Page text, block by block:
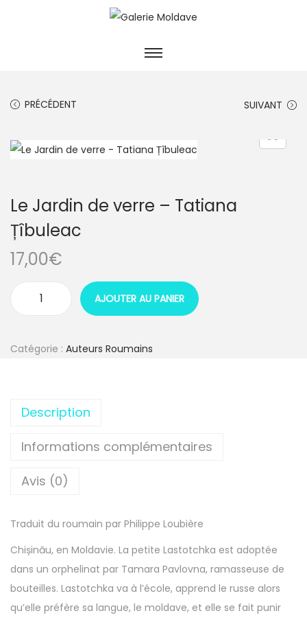
PRÉCÉDENT SUIVANT
Le Jardin de verre – Tatiana
Țîbuleac
17,00€
AJOUTER AU PANIER
Catégorie : Auteurs Roumains
Description
Informations complémentaires
Avis (0)
Traduit du roumain par Philippe Loubière
Chișinău, en Moldavie. La petite Lastotchka est adoptée
dans un orphelinat par Tamara Pavlovna, ramasseuse de
bouteilles. Lastotchka va à l’école, apprend le russe alors
qu’elle préfère sa langue, le moldave, et elle se fait punir